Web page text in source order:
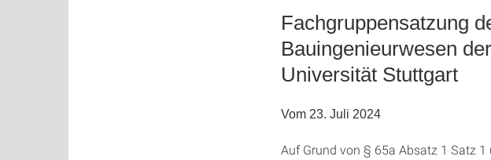
Fachgruppensatzung
Bauingenieurwesen
Universität Stuttgart
Vom 23. Juli 2024
Auf Grund von § 65a Absatz 1 Satz